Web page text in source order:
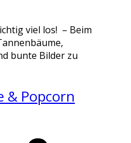
viel los! – Beim
bunte Bilder zu
& Popcorn